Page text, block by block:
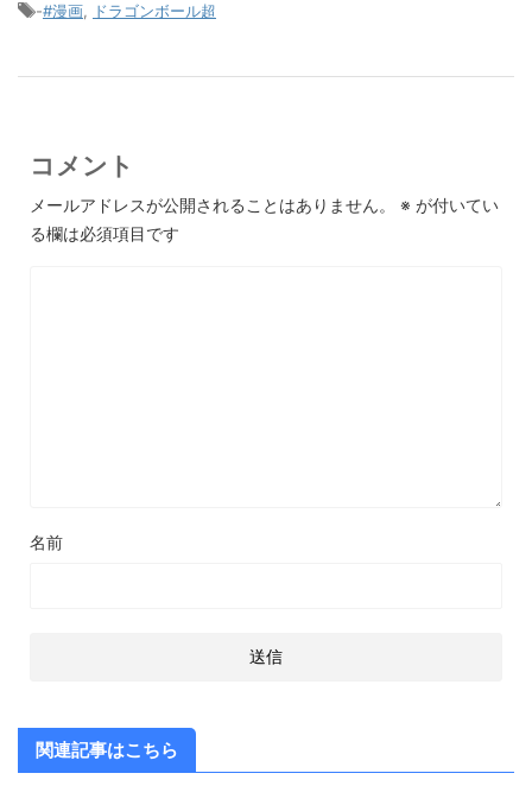
-#漫画 ドラゴンボール超
コメント
メールアドレスが公開されることはありません。 ※ が付いてい
る欄は必須項目です
名前
関連記事はこちら